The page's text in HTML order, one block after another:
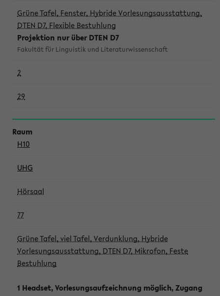
Grüne Tafel, Fenster, Hybride Vorlesungsausstattung,
DTEN D7, Flexible Bestuhlung
Projektion nur über DTEN D7
Fakultät für Linguistik und Literaturwissenschaft
2
29
H10
UHG
Hörsaal
77
Grüne Tafel, viel Tafel, Verdunklung, Hybride
Vorlesungsausstattung, DTEN D7, Mikrofon, Feste
Bestuhlung
1 Headset, Vorlesungsaufzeichnung möglich, Zugang